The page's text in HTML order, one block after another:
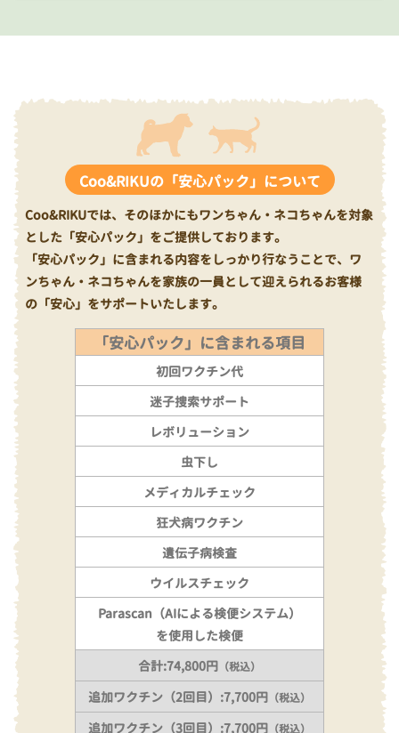
Coo&RIKUの「安心パック」について
Coo&RIKUでは、そのほかにもワンちゃん・ネコちゃんを対象
とした「安心パック」をご提供しております。
「安心パック」に含まれる内容をしっかり行なうことで、ワ
ンちゃん・ネコちゃんを家族の一員として迎えられるお客様
の「安心」をサポートいたします。
「安心パック」に含まれる項目
初回ワクチン代
迷子捜索サポート
レボリューション
虫下し
メディカルチェック
狂犬病ワクチン
遺伝子病検査
ウイルスチェック
Parascan（AIによる検便システム）
を使用した検便
合計:74,800円 （税込）
追加ワクチン（2回目）:7,700円 （税込）
追加ワクチン（3回目）:7,700円 （税込）